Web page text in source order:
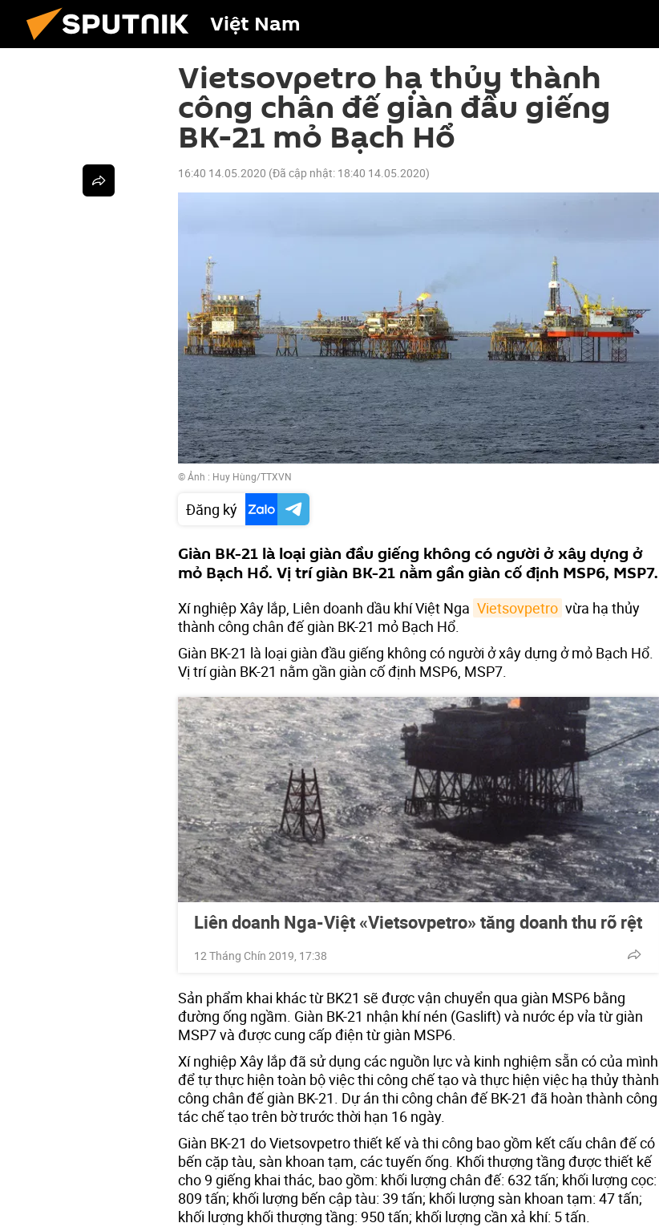
Việt Nam
Vietsovpetro hạ thủy thành
công chân đế giàn đầu giếng
BK-21 mỏ Bạch Hổ
16:40 14.05.2020 (Đã cập nhật: 18:40 14.05.2020)
© Ảnh : Huy Hùng/TTXVN
Đăng ký
Giàn BK-21 là loại giàn đầu giếng không có người ở xây dựng ở
mỏ Bạch Hổ. Vị trí giàn BK-21 nằm gần giàn cố định MSP6, MSP7.
Xí nghiệp Xây lắp, Liên doanh dầu khí Việt Nga Vietsovpetro vừa hạ thủy
thành công chân đế giàn BK-21 mỏ Bạch Hổ.
Giàn BK-21 là loại giàn đầu giếng không có người ở xây dựng ở mỏ Bạch Hổ.
Vị trí giàn BK-21 nằm gần giàn cố định MSP6, MSP7.
Liên doanh Nga-Việt «Vietsovpetro» tăng doanh thu rõ rệt
12 Tháng Chín 2019, 17:38
Sản phẩm khai khác từ BK21 sẽ được vận chuyển qua giàn MSP6 bằng
đường ống ngầm. Giàn BK-21 nhận khí nén (Gaslift) và nước ép vỉa từ giàn
MSP7 và được cung cấp điện từ giàn MSP6.
Xí nghiệp Xây lắp đã sử dụng các nguồn lực và kinh nghiệm sẵn có của mình
để tự thực hiện toàn bộ việc thi công chế tạo và thực hiện việc hạ thủy thành
công chân đế giàn BK-21. Dự án thi công chân đế BK-21 đã hoàn thành công
tác chế tạo trên bờ trước thời hạn 16 ngày.
Giàn BK-21 do Vietsovpetro thiết kế và thi công bao gồm kết cấu chân đế có
bến cặp tàu, sàn khoan tạm, các tuyến ống. Khối thượng tầng được thiết kế
cho 9 giếng khai thác, bao gồm: khối lượng chân đế: 632 tấn; khối lượng cọc:
809 tấn; khối lượng bến cập tàu: 39 tấn; khối lượng sàn khoan tạm: 47 tấn;
khối lượng khối thượng tầng: 950 tấn; khối lượng cần xả khí: 5 tấn.